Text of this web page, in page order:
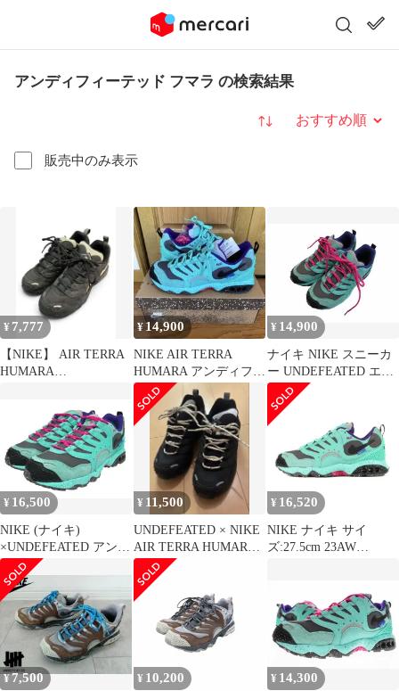
アンディフィーテッド フマラ の検索結果
販売中のみ表示
並び替え
¥ 7,777
【NIKE】 AIR TERRA
HUMARA
¥14,900
NIKE AIR TERRA
HUMARA アンディフィ
ーテッド
¥ 14,900
ナイキ NIKE スニーカ
ー UNDEFEATED エア
テラ フマラ Air Terra
Humara 25.5㎝ メンズ
レディース
¥ 16,500
NIKE (ナイキ)
×UNDEFEATED アンデ
ィフィーテッド AIR
TERRA HUMARA エア
テラ フマラ スニーカー
FN7546-301 28cm US10
ライトメンタ×アイアン
グレー メンズ/028
¥ 11,500
UNDEFEATED × NIKE
AIR TERRA HUMARA
27cm
¥ 16,520
NIKE ナイキ サイ
ズ:27.5cm 23AW
(FN7546-301) アンディ
フィーテッド テラフマ
ラ ライトメンタ ブラッ
ク US9.5 ローカット ス
ニーカー シューズ コラ
ボ【メンズ】
¥7,500 ¥ 10,200 ¥ 14,300